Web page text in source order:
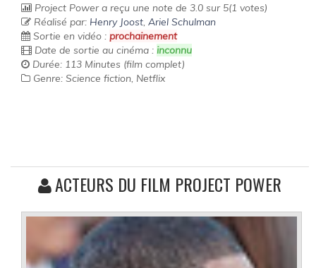
Project Powera reçu une note de 3.0 sur 5(1 votes)
Réalisé par: Henry Joost, Ariel Schulman
Sortie en vidéo : prochainement
Date de sortie au cinéma : inconnu
Durée: 113 Minutes (film complet)
Genre: Science fiction, Netflix
ACTEURS DU FILM PROJECT POWER